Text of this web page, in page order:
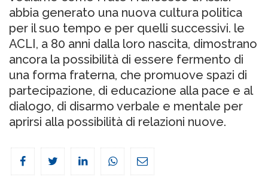
abbia generato una nuova cultura politica
per il suo tempo e per quelli successivi. le
ACLI, a 80 anni dalla loro nascita, dimostrano
ancora la possibilità di essere fermento di
una forma fraterna, che promuove spazi di
partecipazione, di educazione alla pace e al
dialogo, di disarmo verbale e mentale per
aprirsi alla possibilità di relazioni nuove.